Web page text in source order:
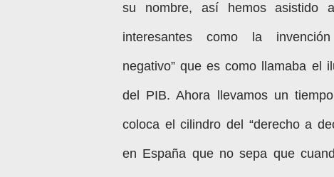
su nombre, así hemos asistido
interesantes como la
negativo” que es como llamaba el
del PIB. Ahora llevamos un
coloca el cilindro del “derecho a
en España que no sepa que